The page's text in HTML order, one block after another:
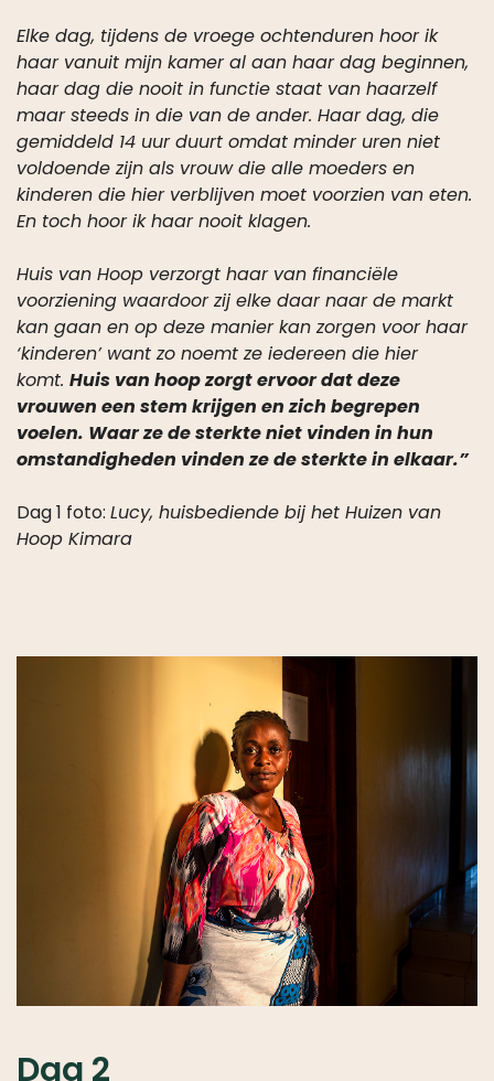
haar vanuit mijn kamer al aan haar dag beginnen,
haar dag die nooit in functie staat van haarzelf
maar steeds in die van de ander. Haar dag, die
gemiddeld 14 uur duurt omdat minder uren niet
voldoende zijn als vrouw die alle moeders en
kinderen die hier verblijven moet voorzien van eten.
En toch hoor ik haar nooit klagen.
voorziening waardoor zij elke daar naar de markt
kan gaan en op deze manier kan zorgen voor haar
‘kinderen’ want zo noemt ze iedereen die hier
komt.Huis van hoop zorgt ervoor dat deze
vrouwen een stem krijgen en zich begrepen
voelen. Waar ze de sterkte niet vinden in hun
omstandigheden vinden ze de sterkte in elkaar.”
Hoop Kimara